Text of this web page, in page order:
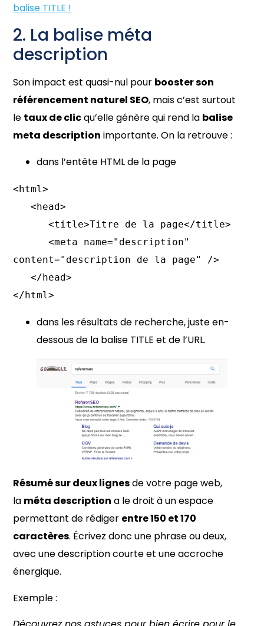
balise TITLE !
2. La balise méta
description
Son impact est quasi-nul pour booster son
référencement naturel SEO, mais c’est surtout
le taux de clicqu’elle génère qui rend la balise
meta description importante. On la retrouve :
dans l’entête HTML de la page
<html>
   <head>
      <title>Titre de la page</title>
      <meta name="description"
content="description de la page" />
   </head>
</html>
dans les résultats de recherche, juste en-
dessous de la balise TITLE et de l’URL.
Résumé sur deux lignesde votre page web,
la méta description a le droit à un espace
permettant de rédiger entre 150 et 170
caractères. Écrivez donc une phrase ou deux,
avec une description courte et une accroche
énergique.
Exemple :